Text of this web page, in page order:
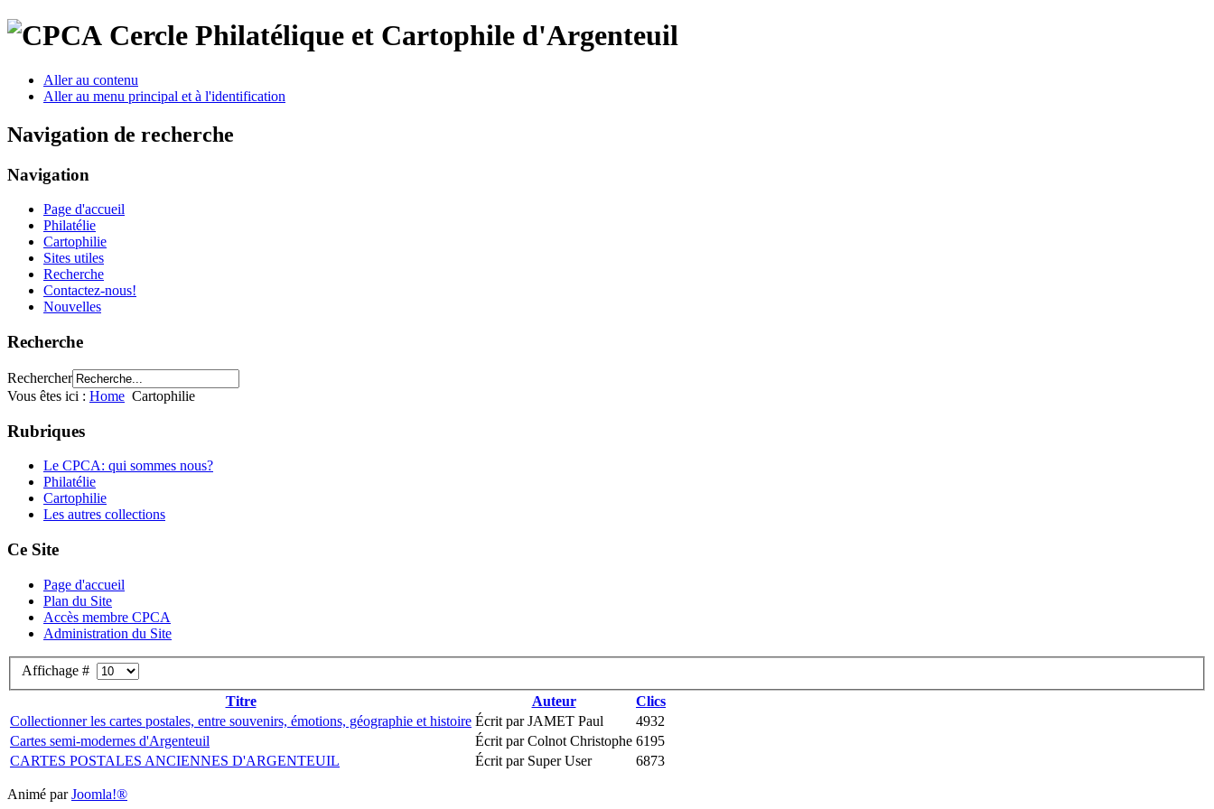
Cercle Philatélique et Cartophile d'Argenteuil
Aller au contenu
Aller au menu principal et à l'identification
Navigation de recherche
Navigation
Page d'accueil
Philatélie
Cartophilie
Sites utiles
Recherche
Contactez-nous!
Nouvelles
Recherche
Rechercher
Vous êtes ici : Home Cartophilie
Rubriques
Le CPCA: qui sommes nous?
Philatélie
Cartophilie
Les autres collections
Ce Site
Page d'accueil
Plan du Site
Accès membre CPCA
Administration du Site
Affichage #
Titre
Auteur
Clics
Collectionner les cartes postales, entre souvenirs, émotions, géographie et histoire Écrit par JAMET Paul
4932
Cartes semi-modernes d'Argenteuil
Écrit par Colnot Christophe 6195
CARTES POSTALES ANCIENNES D'ARGENTEUIL
Écrit par Super User 6873
Animé parJoomla!®